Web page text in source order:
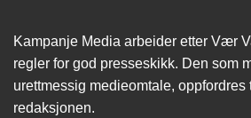
Kampanje Media arbeider etter Vær
regler for god presseskikk. Den som
urettmessig medie­omtale, oppfordres
redaksjonen.